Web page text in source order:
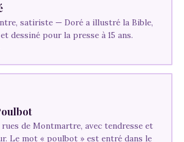
satiriste — Doré a illustré la Bible,
dessiné pour la presse à 15 ans.
de Montmartre, avec tendresse et
Le mot « poulbot » est entré dans le